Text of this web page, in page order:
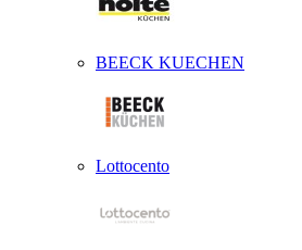
BEECK KUECHEN
Lottocento